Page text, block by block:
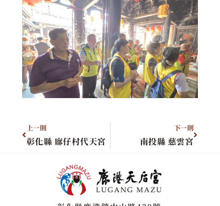
上一則
彰化縣 廍仔村代天宮
下一則
南投縣 慈雲宮